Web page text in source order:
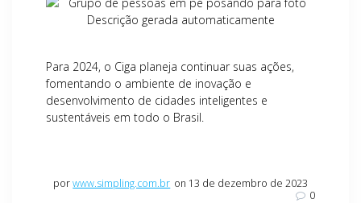
Para 2024, o Ciga planeja continuar suas ações,
fomentando o ambiente de inovação e
desenvolvimento de cidades inteligentes e
sustentáveis em todo o Brasil.
porwww.simpling.com.br on 13 de dezembro de 2023
0